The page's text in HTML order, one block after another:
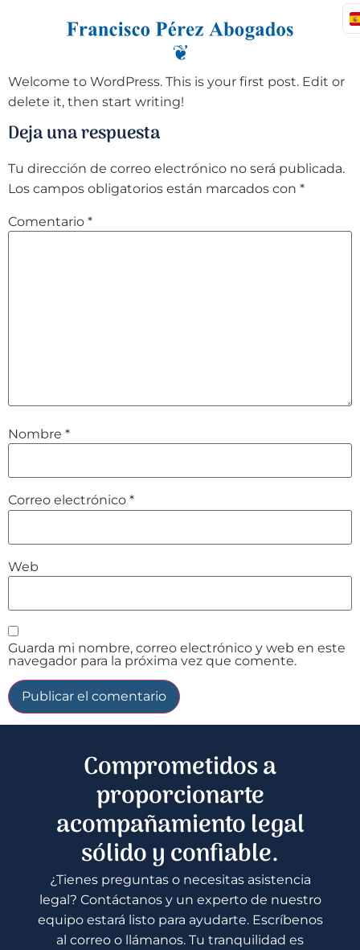
Welcome to WordPress. This is your first post. Edit or
delete it, then start writing!
Deja una respuesta
Tu dirección de correo electrónico no será publicada.
Los campos obligatorios están marcados con *
Comentario *
Nombre *
Correo electrónico *
Web
Guarda mi nombre, correo electrónico y web en este
navegador para la próxima vez que comente.
Comprometidos a
proporcionarte
acompañamiento legal
sólido y confiable.
¿Tienes preguntas o necesitas asistencia
legal? Contáctanos y un experto de nuestro
equipo estará listo para ayudarte. Escríbenos
al correo o llámanos. Tu tranquilidad es